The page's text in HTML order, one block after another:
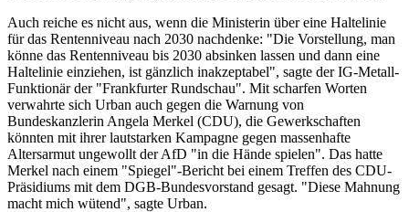
Auch reiche es nicht aus, wenn die Ministerin über eine Haltelinie
für das Rentenniveau nach 2030 nachdenke: "Die Vorstellung, man
könne das Rentenniveau bis 2030 absinken lassen und dann eine
Haltelinie einziehen, ist gänzlich inakzeptabel", sagte der IG-Metall-
Funktionär der "Frankfurter Rundschau". Mit scharfen Worten
verwahrte sich Urban auch gegen die Warnung von
Bundeskanzlerin Angela Merkel (CDU), die Gewerkschaften
könnten mit ihrer lautstarken Kampagne gegen massenhafte
Altersarmut ungewollt der AfD "in die Hände spielen". Das hatte
Merkel nach einem "Spiegel"-Bericht bei einem Treffen des CDU-
Präsidiums mit dem DGB-Bundesvorstand gesagt. "Diese Mahnung
macht mich wütend", sagte Urban.